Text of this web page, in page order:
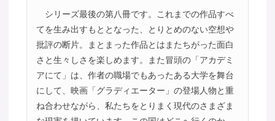
シリーズ最後の第八冊です。これまでの作品すべ
てを生み出すもととなった、とりとめのない空想や
批評の断片。まとまった作品とはまたちがった面白
さと生々しさを楽しめます。また冒頭の「アカデミ
アにて」は、作者の職場でもあったある大学を舞台
にして、映画「グラディエーター」の登場人物と重
ね合わせながら、私たちをとりまく現代のさまざま